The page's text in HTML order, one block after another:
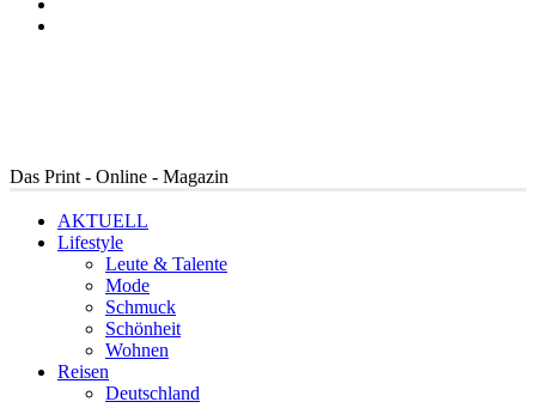
Das Print - Online - Magazin
AKTUELL
Lifestyle
Leute & Talente
Mode
Schmuck
Schönheit
Wohnen
Reisen
Deutschland